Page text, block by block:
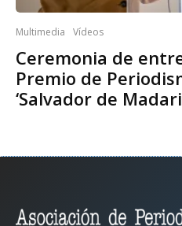
Multimedia Vídeos
Ceremonia de
Premio de
‘Salvador de